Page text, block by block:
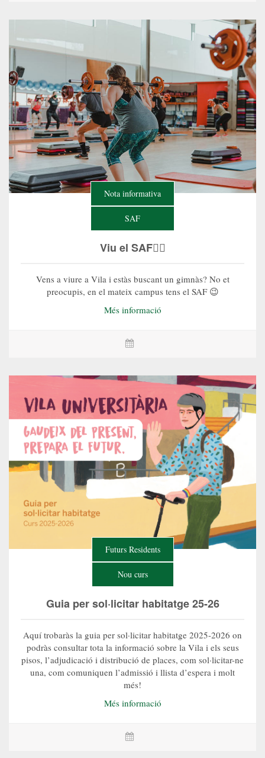
Nota informativa
SAF
Viu el SAF🏋️‍♀️
Vens a viure a Vila i estàs buscant un gimnàs? No et
preocupis, en el mateix campus tens el SAF 😉
Més informació
Futurs Residents
Nou curs
Guia per sol·licitar habitatge 25-26
Aquí trobaràs la guia per sol·licitar habitatge 2025-2026 on
podràs consultar tota la informació sobre la Vila i els seus
pisos, l’adjudicació i distribució de places, com sol·licitar-ne
una, com comuniquen l’admissió i llista d’espera i molt
més!
Més informació